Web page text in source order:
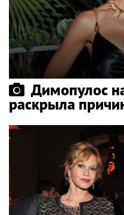
Димопулос
раскрыла